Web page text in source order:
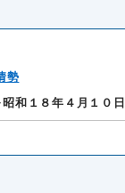
勢
和１８年４月１０日